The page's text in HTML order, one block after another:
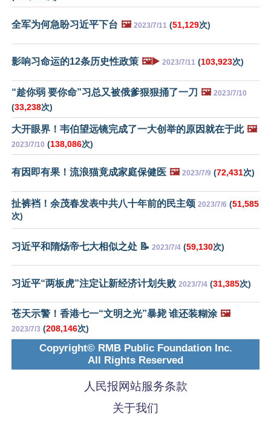
全军为何急盼习近平下台 🖼️ 2023/7/11 (51,129次)
影响习命运的12条历史性政策 🖼️▶️ 2023/7/11 (103,923次)
“趁你弱 要你命”习总又被俄爹狠狠捅了一刀 🖼️ 2023/7/10
(33,238次)
大开眼界！韦伯望远镜完成了一大创举的原因就在于此 🖼️
2023/7/10 (138,086次)
有因即有果！流浪猫竟成家庭保健医 🖼️ 2023/7/9 (72,431次)
扯裤裆！余茂春发表中共八十年前的民主颂 2023/7/6 (51,585
次)
习近平和隋炀帝七大相似之处 📝 2023/7/4 (59,130次)
习近平“两板虎”注定让新经济计划失败 2023/7/4 (31,385次)
苍天示警！香港七一“文明之光”暴毙 谁还装糊涂 🖼️
2023/7/3 (208,146次)
Copyright© RMB Public Foundation Inc.
All Rights Reserved
人民报网站服务条款
关于我们